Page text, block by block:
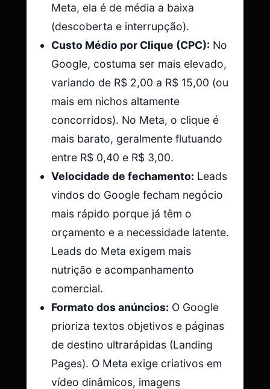
Meta, ela é de média a baixa
(descoberta e interrupção).
Custo Médio por Clique (CPC): No
Google, costuma ser mais elevado,
variando de R$ 2,00 a R$ 15,00 (ou
mais em nichos altamente
concorridos). No Meta, o clique é
mais barato, geralmente flutuando
entre R$ 0,40 e R$ 3,00.
Velocidade de fechamento: Leads
vindos do Google fecham negócio
mais rápido porque já têm o
orçamento e a necessidade latente.
Leads do Meta exigem mais
nutrição e acompanhamento
comercial.
Formato dos anúncios: O Google
prioriza textos objetivos e páginas
de destino ultrarápidas (Landing
Pages). O Meta exige criativos em
vídeo dinâmicos, imagens